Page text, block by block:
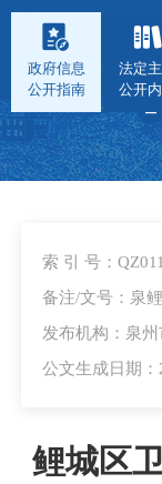
政府信息
公开指南
法定
公开
索 引 号：
备注/文号：泉
发布机构：泉
公文生成日期：
鲤城区